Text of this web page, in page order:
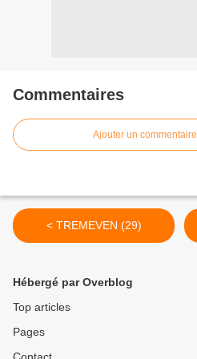
Commentaires
Ajouter un commentaire
< TREMEVEN (29)
Hébergé par Overblog
Top articles
Pages